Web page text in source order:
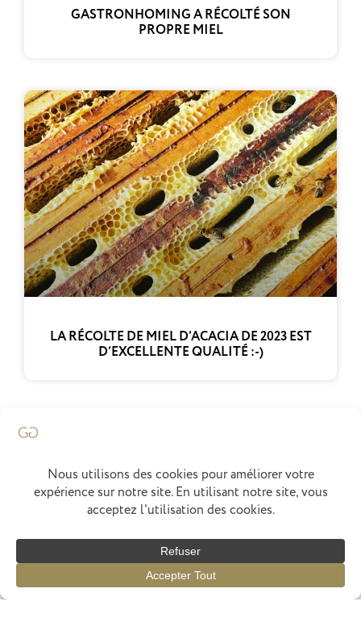
GASTRONHOMING A RÉCOLTÉ SON
PROPRE MIEL
LA RÉCOLTE DE MIEL D’ACACIA DE 2023 EST
D’EXCELLENTE QUALITÉ :-)
Francois Marchenay
Avis Réservation